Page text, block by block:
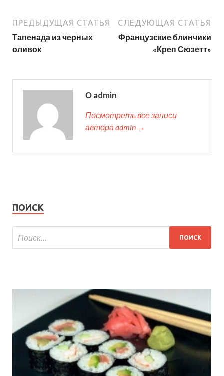
ПРЕДЫДУЩАЯ СТАТЬЯ
Тапенада из черных
оливок
СЛЕДУЮЩАЯ СТАТЬЯ
Французские блинчики
«Креп Сюзетт»
О admin
Посмотреть все записи
автора admin →
ПОИСК